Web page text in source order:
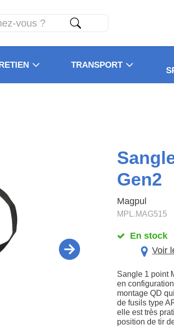
TRANSPORT
Gen2
Magpul
MPL.MAG515
En stock
Voir
Sangle 1 point
en
montage QD
de fusils type
elle est très
position de tir